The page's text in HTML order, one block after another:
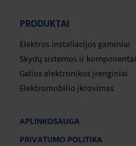
PRODUKTAI
Elektros instaliacijos gaminiai
Skydų sistemos ir komponentai
Galios elektronikos įrenginiai
Elektromobilio įkrovimas
APLINKOSAUGA
PRIVATUMO POLITIKA